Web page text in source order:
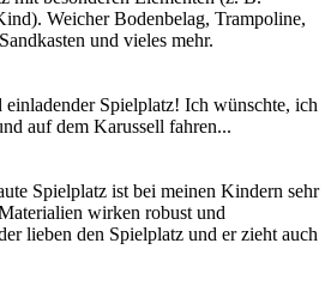
Weicher Bodenbelag, Trampoline,
und vieles mehr.
Spielplatz! Ich wünschte, ich
auf dem Karussell fahren...
Spielplatz ist bei meinen Kindern sehr
wirken robust und
lieben den Spielplatz und er zieht auch